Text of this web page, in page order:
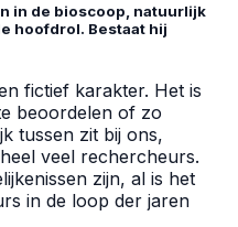
in de bioscoop, natuurlijk
hoofdrol. Bestaat hij
fictief karakter. Het is
beoordelen of zo
tussen zit bij ons,
veel rechercheurs.
zijn, al is het
in de loop der jaren